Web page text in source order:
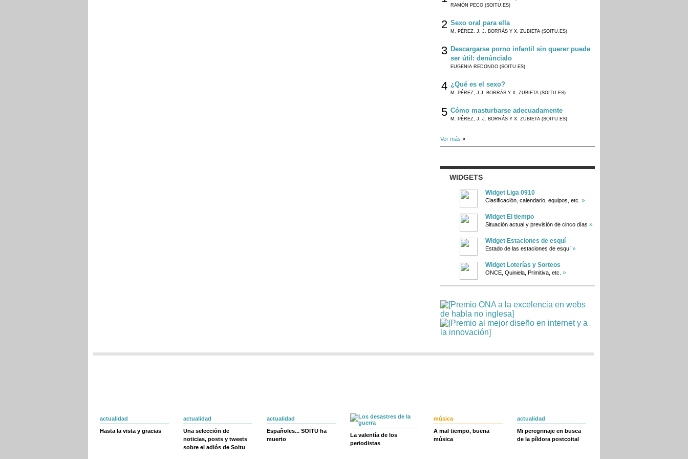
RAMÓN PECO (SOITU.ES)
2 Sexo oral para ella
M. PÉREZ, J. J. BORRÁS Y X. ZUBIETA (SOITU.ES)
3 Descargarse porno infantil sin querer puede
ser útil: denúncialo
EUGENIA REDONDO (SOITU.ES)
4 ¿Qué es el sexo?
M. PÉREZ, J.J. BORRÁS Y X. ZUBIETA (SOITU.ES)
5 Cómo masturbarse adecuadamente
M. PÉREZ, J. J. BORRÁS Y X. ZUBIETA (SOITU.ES)
Ver más »
WIDGETS
Widget Liga 0910
Clasificación, calendario, equipos, etc. »
Widget El tiempo
Situación actual y previsión de cinco días »
Widget Estaciones de esquí
Estado de las estaciones de esquí »
Widget Loterías y Sorteos
ONCE, Quiniela, Primitiva, etc. »
actualidad
Hasta la vista y gracias
actualidad
Una selección de
noticias, posts y tweets
sobre el adiós de Soitu
actualidad
Españoles... SOITU ha
muerto
La valentía de los
periodistas
música
A mal tiempo, buena
música
actualidad
Mi peregrinaje en busca
de la píldora postcoital